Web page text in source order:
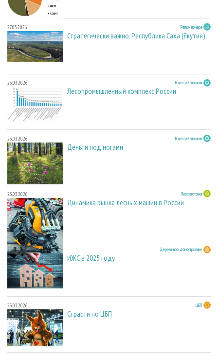
27.05.2026 Регион номера
Стратегически важно. Республика Саха (Якутия)
23.03.2026 В центре внимания
Лесопромышленный комплекс России
23.03.2026 В центре внимания
Деньги под ногами
23.03.2026 Лесозаготовка
Динамика рынка лесных машин в России
23.03.2026 Деревянное домостроение
ИЖС в 2025 году
23.03.2026 ЦБП
Страсти по ЦБП